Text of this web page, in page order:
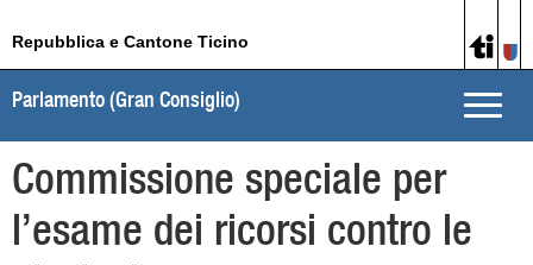
Repubblica e Cantone Ticino
Toggle
Parlamento (Gran Consiglio)
Commissione speciale per
l’esame dei ricorsi contro le